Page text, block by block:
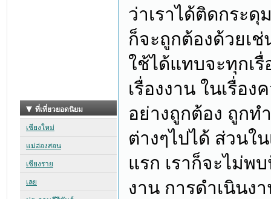
ว่าเราได้ติดกระดุ
ก็จะถูกต้องด้วยเ
ใช้ได้แทบจะทุกเรื่
เรื่องงาน ในเรื่อ
อย่างถูกต้อง ถูกท
ต่างๆไปได้ ส่วนใ
แรก เราก็จะไม่พ
งาน การดำเนินง